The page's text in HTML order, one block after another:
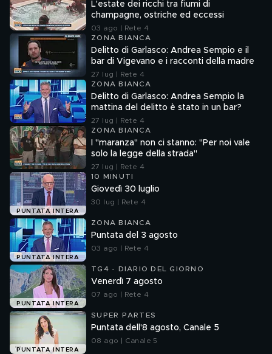
L'estate dei ricchi tra fiumi di
champagne, ostriche ed eccessi
03 ago | Rete 4
ZONA BIANCA
Delitto di Garlasco: Andrea Sempio e il
bar di Vigevano e i racconti della madre
27 lug | Rete 4
ZONA BIANCA
Delitto di Garlasco: Andrea Sempio la
mattina del delitto è stato in un bar?
27 lug | Rete 4
ZONA BIANCA
I "maranza" non ci stanno: "Per noi vale
solo la legge della strada"
27 lug | Rete 4
PUNTATA INTERA
10 MINUTI
Giovedì 30 luglio
30 lug | Rete 4
PUNTATA INTERA
ZONA BIANCA
Puntata del 3 agosto
03 ago | Rete 4
PUNTATA INTERA
TG4 - DIARIO DEL GIORNO
Venerdì 7 agosto
07 ago | Rete 4
PUNTATA INTERA
SUPER PARTES
Puntata dell'8 agosto, Canale 5
08 ago | Canale 5